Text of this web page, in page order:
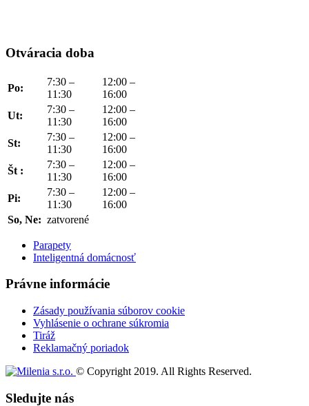
Otváracia doba
Po:
7:30 –
11:30
12:00 –
16:00
Ut:
7:30 –
11:30
12:00 –
16:00
St:
7:30 –
11:30
12:00 –
16:00
Št :
7:30 –
11:30
12:00 –
16:00
Pi:
7:30 –
11:30
12:00 –
16:00
So, Ne: zatvorené
Parapety
Inteligentná domácnosť
Právne informácie
Zásady používania súborov cookie
Vyhlásenie o ochrane súkromia
Tiráž
Reklamačný poriadok
© Copyright 2019. All Rights Reserved.
Sledujte nás